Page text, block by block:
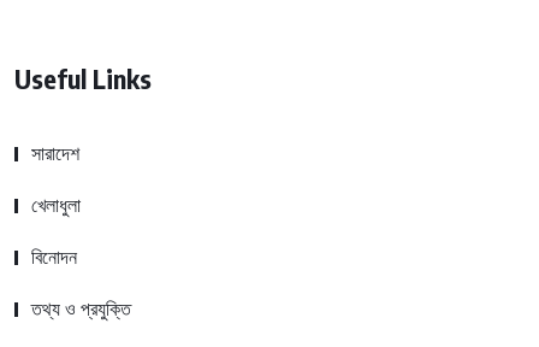
Useful Links
সারাদেশ
খেলাধুলা
বিনোদন
তথ্য ও প্রযুক্তি